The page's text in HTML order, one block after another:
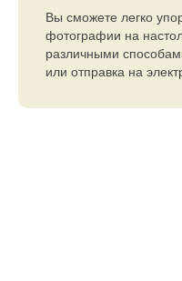
Вы сможете легко
фотографии на
различными
или отправка на